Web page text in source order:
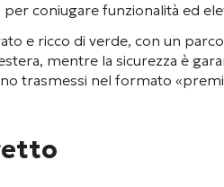
coniugare funzionalità ed
e ricco di verde, con un
, mentre la sicurezza è
trasmessi nel formato